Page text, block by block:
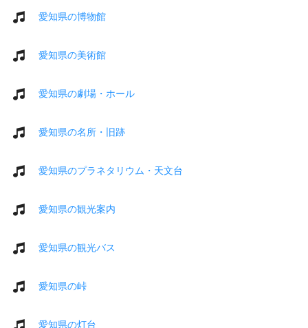
愛知県の博物館
愛知県の美術館
愛知県の劇場・ホール
愛知県の名所・旧跡
愛知県のプラネタリウム・天文台
愛知県の観光案内
愛知県の観光バス
愛知県の峠
愛知県の灯台